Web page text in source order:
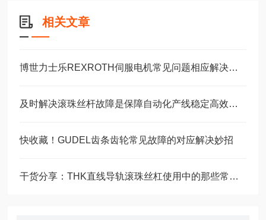
相关文章
博世力士乐REXROTH伺服电机常见问题相应解决方法分享
及时解决滚珠丝杆故障是保障自动化产线稳定高效的关键
快收藏！GUDEL齿条齿轮常见故障的对应解决妙招
干货分享：THK直线导轨滚珠丝杠使用中的那些常见故障与解决技巧